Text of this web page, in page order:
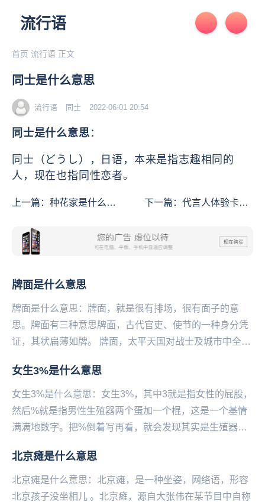
流行语
首页 流行语 正文
同士是什么意思
流行语 同士 2022-06-01 20:54
同士是什么意思 ：
同士‌‌‌‌‌‌‌‌‌‌（どうし），日语，本来是指志趣相同的
人，现在也指同性恋者。
上一篇： 种花家是什么意
下一篇：代言人体验卡是
牌面是什么意思
牌面是什么意思：牌面，就是很有排场，很有面子的意
思。牌面有三种意思牌面，古代官吏、使节的一种身分凭
证，其状扁薄如牌。 牌面，太平天国对战士及城市中全劳
女生3%是什么意思
女生3%是什么意思：女生3%，其中3就是指女性的屁股，
然后%就是指男性生殖器两个蛋加一个棍，这是一个基情
满满地数字。把%倒着写再看，就会发现其实是生殖器
北京瘫是什么意思
北京瘫是什么意思：北京瘫，是一种坐姿，网络语，形容
北京孩子没坐相儿 。北京瘫，源自大张伟在某节目中自称